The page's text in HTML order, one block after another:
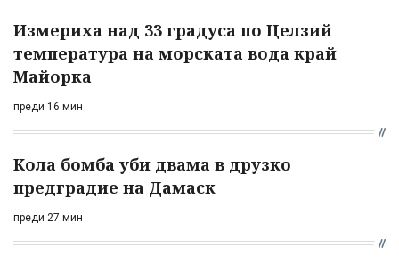
Измериха над 33 градуса по Целзий
температура на морската вода край
Майорка
преди 16 мин
Кола бомба уби двама в друзко
предградие на Дамаск
преди 27 мин